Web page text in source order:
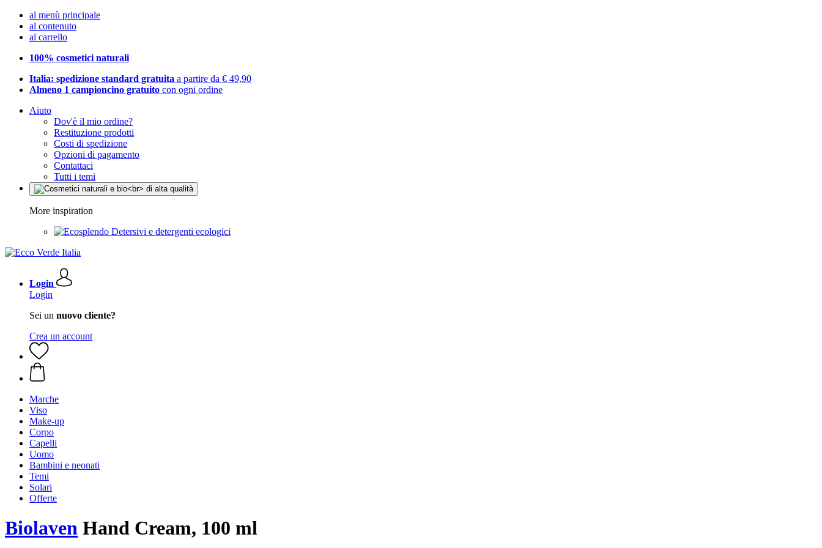
al menù principale
al contenuto
al carrello
100% cosmetici naturali
Italia: spedizione standard gratuita a partire da € 49,90
Almeno 1 campioncino gratuito con ogni ordine
Aiuto
Dov'è il mio ordine?
Restituzione prodotti
Costi di spedizione
Opzioni di pagamento
Contattaci
Tutti i temi
More inspiration
Detersivi e detergenti ecologici
Login
Login
Sei un nuovo cliente?
Crea un account
Marche
Viso
Make-up
Corpo
Capelli
Uomo
Bambini e neonati
Temi
Solari
Offerte
Biolaven Hand Cream, 100 ml